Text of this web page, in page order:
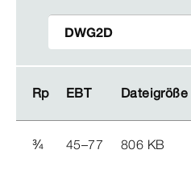
Rp EBT Dateigröße
Rp EBT Dateigröße
¾ 45–77 806 KB